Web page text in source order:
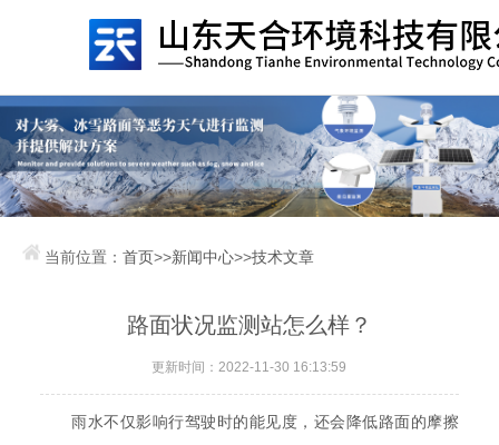
当前位置：首页>>新闻中心>>技术文章
路面状况监测站怎么样？
更新时间：2022-11-30 16:13:59
雨水不仅影响行驾驶时的能见度，还会降低路面的摩擦